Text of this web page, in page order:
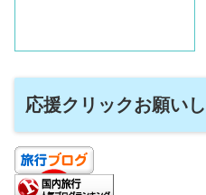
応援クリックお願い